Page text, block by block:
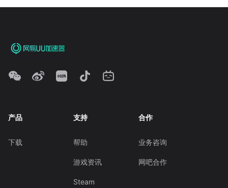
产品
下载
支持
帮助
游戏资讯
Steam
合作
业务咨询
网吧合作